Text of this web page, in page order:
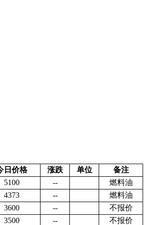
日价格 涨跌 单位
备注
5100 --
燃料油
4373 --
燃料油
3600 --
不报价
3500 --
不报价